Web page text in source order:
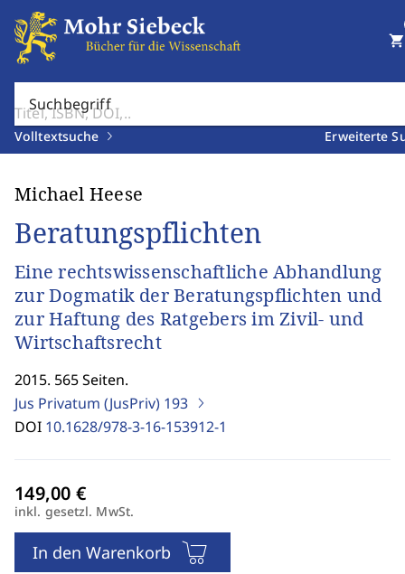
Suchbegriff
Volltextsuche Erweiterte
shopping_cart
Michael Heese
Beratungspflichten
Eine rechtswissenschaftliche Abhandlung
zur Dogmatik der Beratungspflichten und
zur Haftung des Ratgebers im Zivil- und
Wirtschaftsrecht
2015. 565 Seiten.
Jus Privatum (JusPriv) 193
DOI 10.1628/978-3-16-153912-1
inkl. gesetzl. MwSt.
In den Warenkorb